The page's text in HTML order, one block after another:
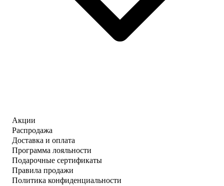
Акции
Распродажа
Доставка и оплата
Программа лояльности
Подарочные сертификаты
Правила продажи
Политика конфиденциальности